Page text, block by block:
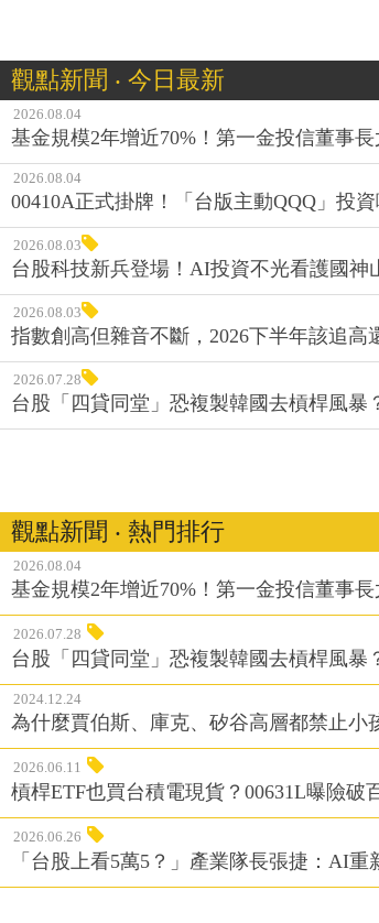
觀點新聞 ‧ 今日最新
2026.08.04
基金規模2年增近70%！第一金投信董事
2026.08.04
00410A正式掛牌！「台版主動QQQ」投
2026.08.03
台股科技新兵登場！AI投資不光看護國神
2026.08.03
指數創高但雜音不斷，2026下半年該追
2026.07.28
台股「四貸同堂」恐複製韓國去槓桿風暴
觀點新聞 ‧ 熱門排行
2026.08.04
基金規模2年增近70%！第一金投信董事
2026.07.28
台股「四貸同堂」恐複製韓國去槓桿風暴
2024.12.24
為什麼賈伯斯、庫克、矽谷高層都禁止小
2026.06.11
槓桿ETF也買台積電現貨？00631L曝險破
2026.06.26
「台股上看5萬5？」產業隊長張捷：AI